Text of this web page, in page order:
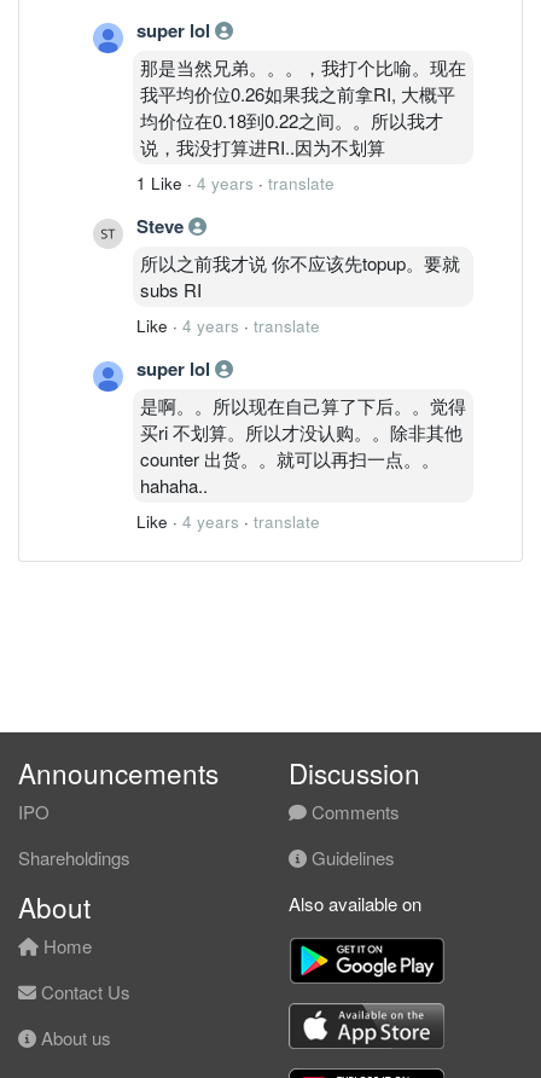
super lol
那是当然兄弟。。。，我打个比喻。现在
我平均价位0.26如果我之前拿RI, 大概平
均价位在0.18到0.22之间。。所以我才
说，我没打算进RI..因为不划算
1 Like · 4 years · translate
Steve
所以之前我才说 你不应该先topup。要就
subs RI
Like · 4 years · translate
super lol
是啊。。所以现在自己算了下后。。觉得
买ri 不划算。所以才没认购。。除非其他
counter 出货。。就可以再扫一点。。
hahaha..
Like · 4 years · translate
Announcements
IPO
Shareholdings
Discussion
Comments
Guidelines
About
Home
Contact Us
About us
Also available on